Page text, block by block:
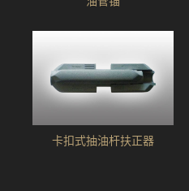
卡扣式抽油杆扶正器